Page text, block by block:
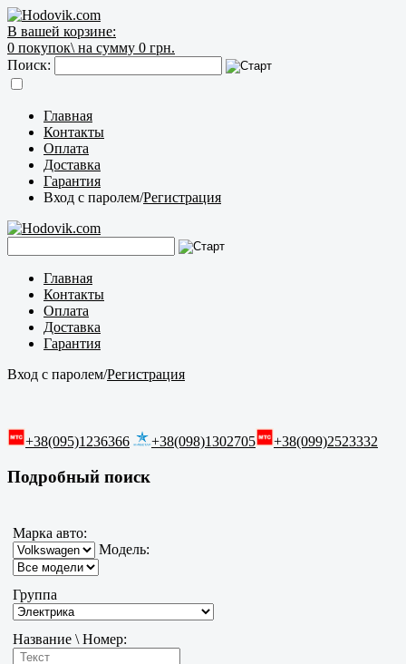
В вашей корзине:
0 покупок\ на сумму 0 грн.
Поиск:
Главная
Контакты
Оплата
Доставка
Гарантия
Вход с паролем/Регистрация
Главная
Контакты
Оплата
Доставка
Гарантия
Вход с паролем/Регистрация
+38(095)1236366 +38(098)1302705 +38(099)2523332
Подробный поиск
Марка авто:
Модель:
Группа
Название \ Номер: